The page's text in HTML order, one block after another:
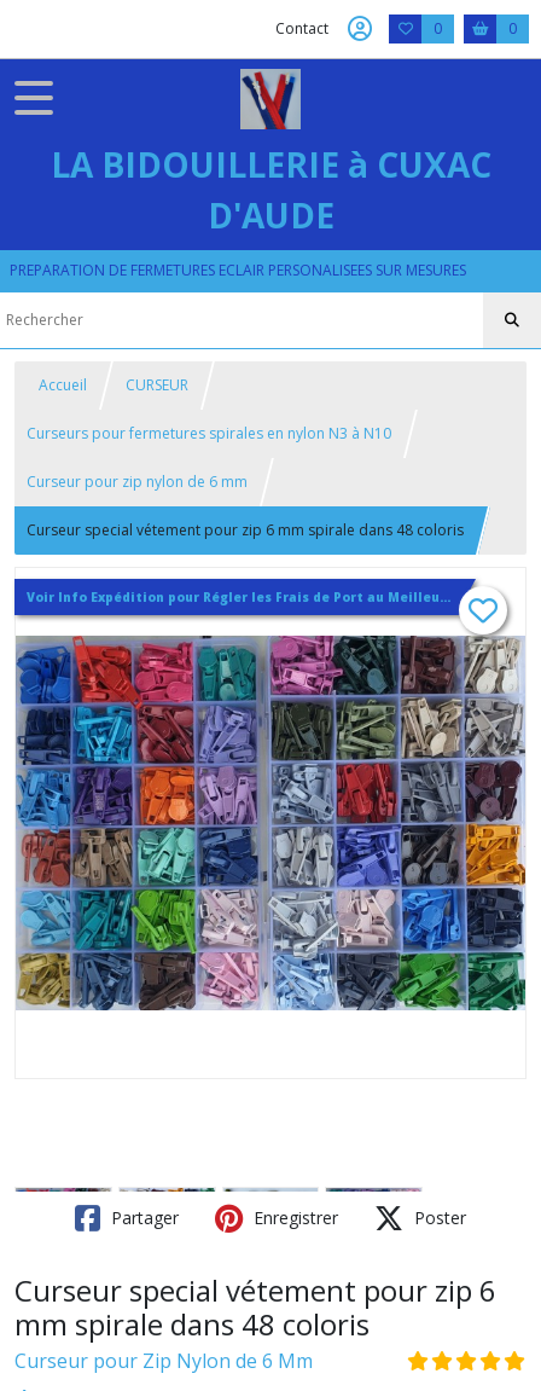
Contact 0 0
LA BIDOUILLERIE à CUXAC
D'AUDE
PREPARATION DE FERMETURES ECLAIR PERSONALISEES SUR MESURES
Accueil CURSEUR
Curseurs pour fermetures spirales en nylon N3 à N10
Curseur pour zip nylon de 6 mm
Curseur special vétement pour zip 6 mm spirale dans 48 coloris
Voir Info Expédition pour Régler les Frais de Port au Meilleur Prix , En haut d'ecran à Droite
Partager Enregistrer Poster
Curseur special vétement pour zip 6
mm spirale dans 48 coloris
Curseur pour Zip Nylon de 6 Mm